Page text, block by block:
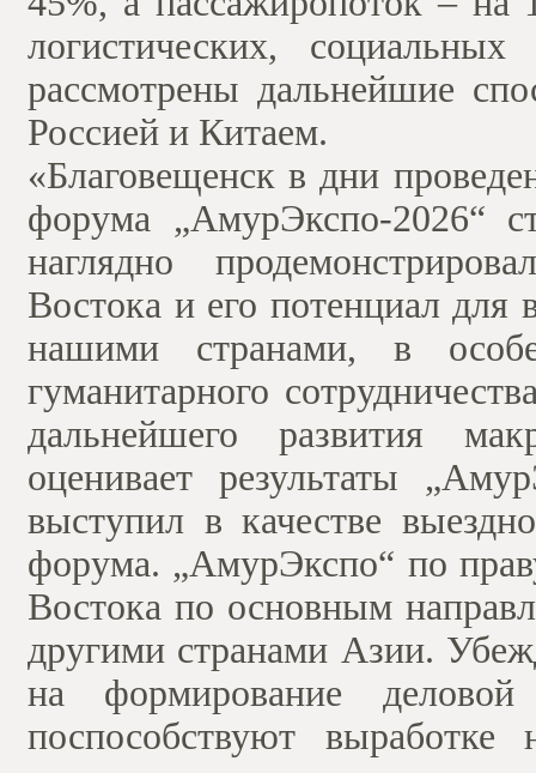
логистических,
рассмотрены дальнейшие
Россией и Китаем.
«Благовещенск в дни
форума „АмурЭкспо-2026“
наглядно
Востока и его потенциал для
нашими странами, в
гуманитарного
дальнейшего развития
оценивает результаты
выступил в качестве
форума. „АмурЭкспо“ по
Востока по основным
другими странами Азии.
на формирование
поспособствуют